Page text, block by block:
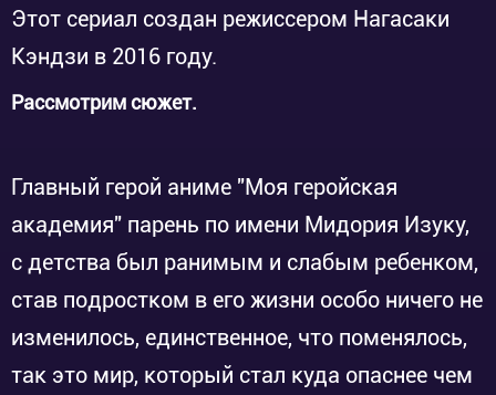
Этот сериал создан режиссером Нагасаки
Кэндзи в 2016 году.
Рассмотрим сюжет.
Главный герой аниме "Моя геройская
академия" парень по имени Мидория Изуку,
с детства был ранимым и слабым ребенком,
став подростком в его жизни особо ничего не
изменилось, единственное, что поменялось,
так это мир, который стал куда опаснее чем